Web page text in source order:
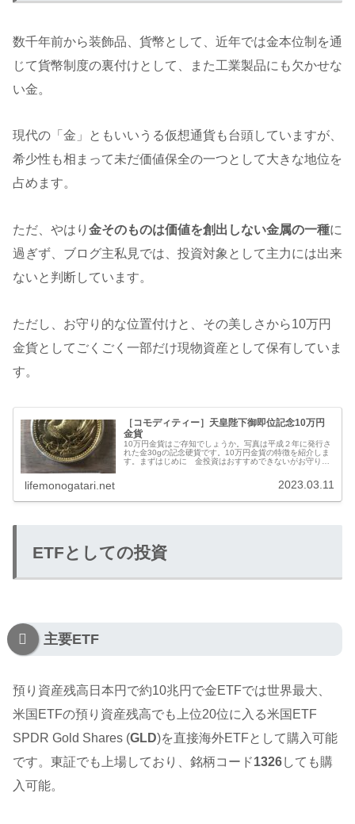
数千年前から装飾品、貨幣として、近年では金本位制を通
じて貨幣制度の裏付けとして、また工業製品にも欠かせな
い金。
現代の「金」ともいいうる仮想通貨も台頭していますが、
希少性も相まって未だ価値保全の一つとして大きな地位を
占めます。
ただ、やはり 金そのものは価値を創出しない金属の一種に
過ぎず、ブログ主私見では、投資対象として主力には出来
ないと判断しています。
ただし、お守り的な位置付けと、その美しさから10万円
金貨としてごくごく一部だけ現物資産として保有していま
す。
［コモディティー］天皇陛下御即位記念10万円
金貨
10万円金貨はご存知でしょうか。写真は平成２年に発行さ
れた金30gの記念硬貨です。10万円金貨の特徴を紹介しま
す。まずはじめに 金投資はおすすめできないがお守りと
lifemonogatari.net 2023.03.11
ETFとしての投資
主要ETF
預り資産残高日本円で約10兆円で金ETFでは世界最大、
米国ETFの預り資産残高でも上位20位に入る米国ETF
SPDR Gold Shares (GLD)を直接海外ETFとして購入可能
です。東証でも上場しており、銘柄コード1326しても購
入可能。